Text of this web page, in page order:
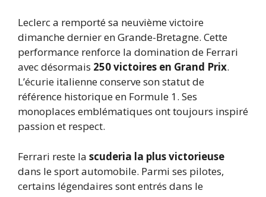
Leclerc a remporté sa neuvième victoire
dimanche dernier en Grande-Bretagne. Cette
performance renforce la domination de Ferrari
avec désormais 250 victoires en Grand Prix.
L’écurie italienne conserve son statut de
référence historique en Formule 1. Ses
monoplaces emblématiques ont toujours inspiré
passion et respect.
Ferrari reste la scuderia la plus victorieuse
dans le sport automobile. Parmi ses pilotes,
certains légendaires sont entrés dans le